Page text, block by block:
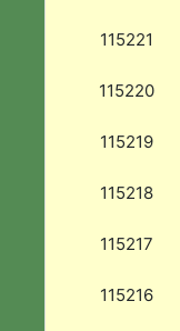
115221
115220
115219
115218
115217
115216